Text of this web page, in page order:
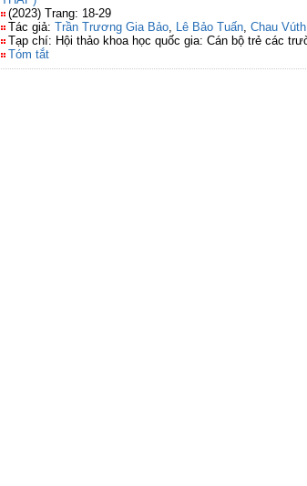
(2023) Trang: 18-29
Tác giả: Trần Trương Gia Bảo, Lê Bảo Tuấn, Chau
Tạp chí: Hội thảo khoa học quốc gia: Cán bộ trẻ các
Tóm tắt